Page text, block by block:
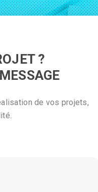
?
de vos projets,